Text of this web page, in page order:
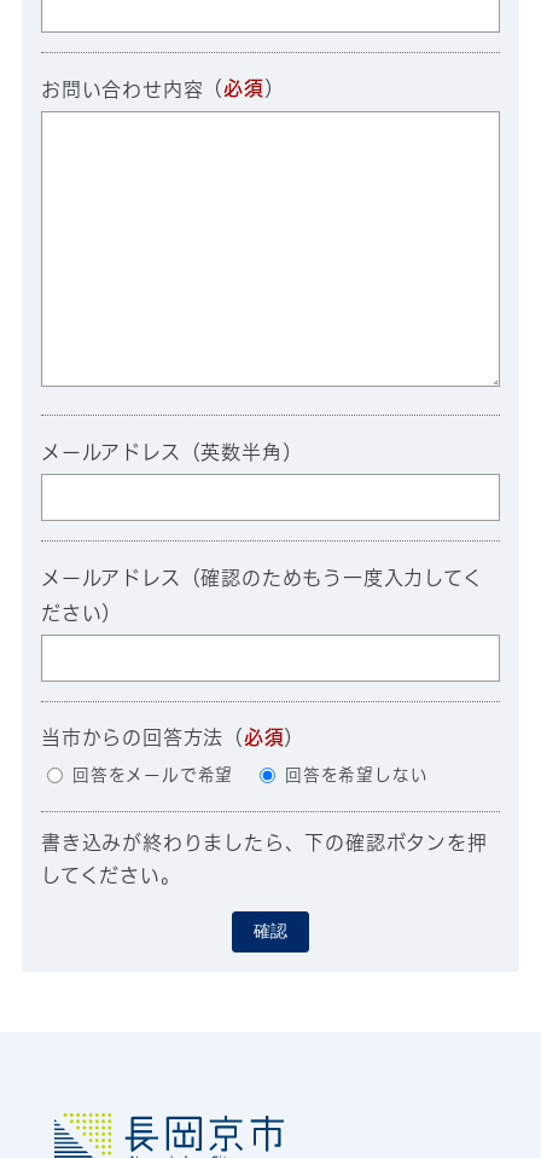
お問い合わせ内容 （必須 ）
メールアドレス（英数半角）
メールアドレス（確認のためもう一度入力してく
ださい）
当市からの回答方法 （必須）
回答をメールで希望 回答を希望しない
書き込みが終わりましたら、下の確認ボタンを押
してください。
確認